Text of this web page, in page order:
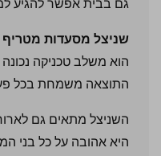
גם בבית אפשר להגיע
שניצל מסעדות מטריף
הוא משלב טכניקה
התוצאה משמחת בכל
השניצל מתאים גם
היא אהובה על כל בני